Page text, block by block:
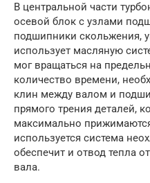
В центральной части
осевой блок с узлами
подшипники скольжения,
использует масляную
мог вращаться на
количество времени,
клин между валом и
прямого трения деталей,
максимально
используется система
обеспечит и отвод тепла
вала.